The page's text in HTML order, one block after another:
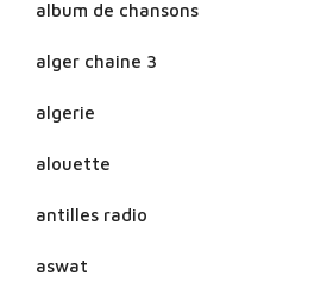
album de chansons
alger chaine 3
algerie
alouette
antilles radio
aswat